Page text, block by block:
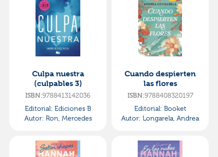
Culpa nuestra
(culpables 3)
ISBN:9788413142036
Editorial: Ediciones B
Autor: Ron, Mercedes
Cuando despierten
las flores
ISBN:9788408320197
Editorial: Booket
Autor: Longarela, Andrea